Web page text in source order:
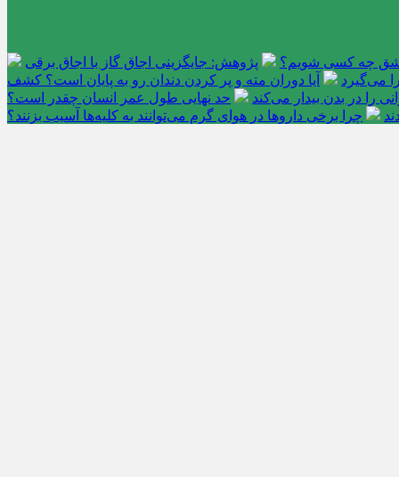
چه کسی شویم؟
پژوهش: جایگزینی اجاق گاز با اجاق برقی
می‌گیرد
آیا دوران مته و پر کردن دندان رو به پایان است؟ کشف
را در بدن بیدار می‌کند
حد نهایی طول عمر انسان چقدر است؟
چرا برخی داروها در هوای گرم می‌توانند به کلیه‌ها آسیب بزنند؟